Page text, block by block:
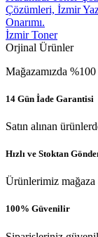
İzmir Toner
Orjinal Ürünler
Mağazamızda
14 Gün İade Garantisi
Satın alınan
Hızlı ve Stoktan
Ürünlerimiz mağaza
100% Güvenilir